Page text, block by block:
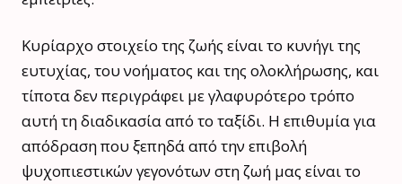
Κυρίαρχο στοιχείο της ζωής είναι το κυνήγι της
ευτυχίας, του νοήματος και της ολοκλήρωσης, και
τίποτα δεν περιγράφει με γλαφυρότερο τρόπο
αυτή τη διαδικασία από το ταξίδι. Η επιθυμία για
απόδραση που ξεπηδά από την επιβολή
ψυχοπιεστικών γεγονότων στη ζωή μας είναι το